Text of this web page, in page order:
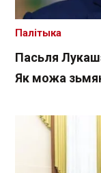
Пасьля
Як можа
Палітыка